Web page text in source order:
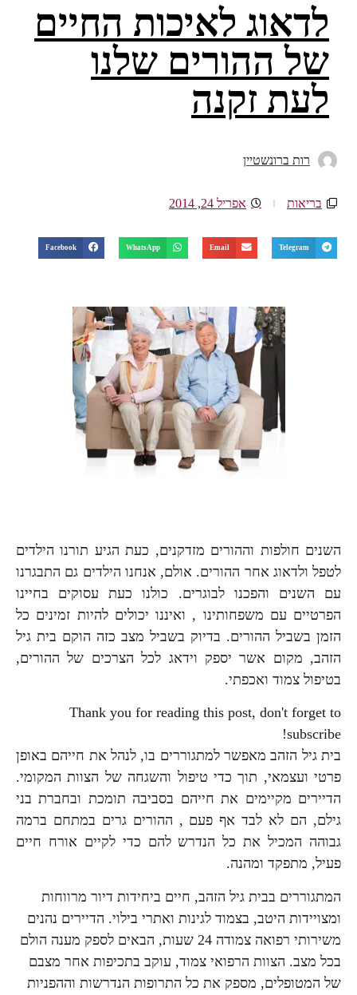
לדאוג לאיכות החיים
של ההורים שלנו
לעת זקנה
רות ברונשטיין
בריאות אפריל 24, 2014
Telegram
Email
WhatsApp
Facebook
השנים חולפות וההורים מזדקנים, כעת הגיע תורנו הילדים
לטפל ולדאוג אחר ההורים. אולם, אנחנו הילדים גם התבגרנו
עם השנים והפכנו לבוגרים. כולנו כעת עסוקים בחיינו
הפרטיים עם משפחותינו , ואיננו יכולים להיות זמינים כל
הזמן בשביל ההורים. בדיוק בשביל מצב כזה הוקם בית גיל
הזהב, מקום אשר יספק וידאג לכל הצרכים של ההורים,
בטיפול צמוד ואכפתי.
Thank you for reading this post, don't forget to
subscribe!
בית גיל הזהב מאפשר למתגוררים בו, לנהל את חייהם באופן
פרטי ועצמאי, תוך כדי טיפול והשגחה של הצוות המקומי.
הדיירים מקיימים את חייהם בסביבה תומכת ובחברת בני
גילם, הם לא לבד אף פעם , ההורים גרים במתחם ברמה
גבוהה המכיל את כל הנדרש להם כדי לקיים אורח חיים
פעיל, מתפקד ומהנה.
המתגוררים בבית גיל הזהב, חיים ביחידות דיור מרווחות
ומצויידות היטב, בצמוד לגינות ואתרי בילוי. הדיירים נהנים
משירותי רפואה צמודה 24 שעות, הבאים לספק מענה הולם
בכל מצב. הצוות הרפואי צמוד, עוקב בתכיפות אחר מצבם
של המטופלים, מספק את כל התרופות הנדרשות וההפניות